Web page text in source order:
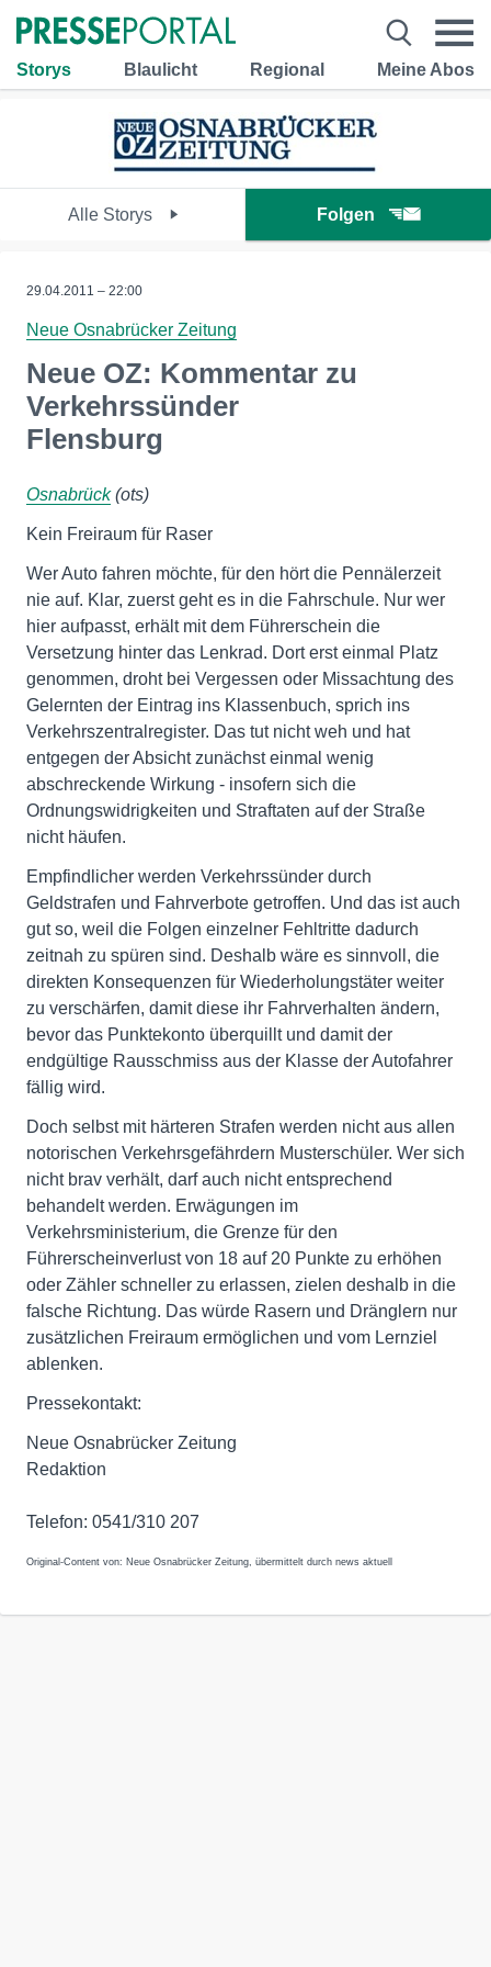
Storys Blaulicht Regional Meine Abos
Alle Storys Folgen
29.04.2011 – 22:00
Neue Osnabrücker Zeitung
Neue OZ: Kommentar zu
Verkehrssünder
Flensburg
Osnabrück(ots)
Kein Freiraum für Raser
Wer Auto fahren möchte, für den hört die Pennälerzeit
nie auf. Klar, zuerst geht es in die Fahrschule. Nur wer
hier aufpasst, erhält mit dem Führerschein die
Versetzung hinter das Lenkrad. Dort erst einmal Platz
genommen, droht bei Vergessen oder Missachtung des
Gelernten der Eintrag ins Klassenbuch, sprich ins
Verkehrszentralregister. Das tut nicht weh und hat
entgegen der Absicht zunächst einmal wenig
abschreckende Wirkung - insofern sich die
Ordnungswidrigkeiten und Straftaten auf der Straße
nicht häufen.
Empfindlicher werden Verkehrssünder durch
Geldstrafen und Fahrverbote getroffen. Und das ist auch
gut so, weil die Folgen einzelner Fehltritte dadurch
zeitnah zu spüren sind. Deshalb wäre es sinnvoll, die
direkten Konsequenzen für Wiederholungstäter weiter
zu verschärfen, damit diese ihr Fahrverhalten ändern,
bevor das Punktekonto überquillt und damit der
endgültige Rausschmiss aus der Klasse der Autofahrer
fällig wird.
Doch selbst mit härteren Strafen werden nicht aus allen
notorischen Verkehrsgefährdern Musterschüler. Wer sich
nicht brav verhält, darf auch nicht entsprechend
behandelt werden. Erwägungen im
Verkehrsministerium, die Grenze für den
Führerscheinverlust von 18 auf 20 Punkte zu erhöhen
oder Zähler schneller zu erlassen, zielen deshalb in die
falsche Richtung. Das würde Rasern und Dränglern nur
zusätzlichen Freiraum ermöglichen und vom Lernziel
ablenken.
Pressekontakt:
Neue Osnabrücker Zeitung
Redaktion
Telefon: 0541/310 207
Original-Content von: Neue Osnabrücker Zeitung, übermittelt durch news aktuell